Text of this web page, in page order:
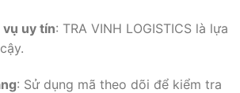
uy tín: TRA VINH LOGISTICS là lựa
: Sử dụng mã theo dõi để kiểm tra